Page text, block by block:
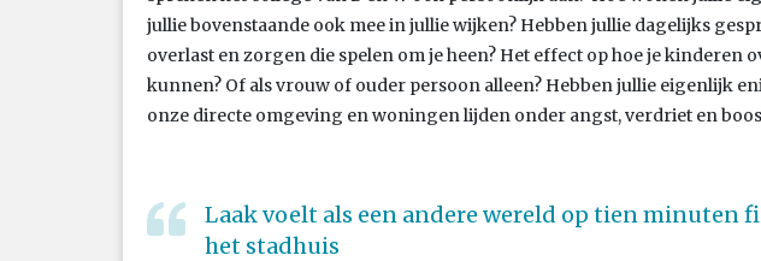
jullie bovenstaande ook mee in jullie wijken? Hebben jullie dagelijks
overlast en zorgen die spelen om je heen? Het effect op hoe je kinderen
kunnen? Of als vrouw of ouder persoon alleen? Hebben jullie eigenlijk
onze directe omgeving en woningen lijden onder angst, verdriet en
Laak voelt als een andere wereld op tien minuten
het stadhuis